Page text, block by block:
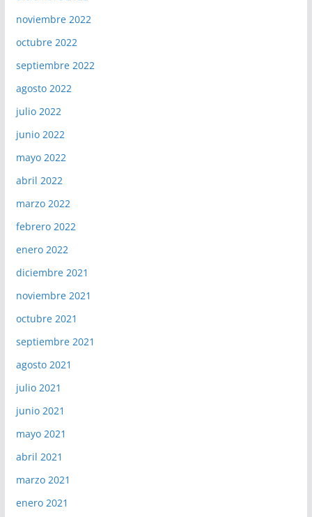
noviembre 2022
octubre 2022
septiembre 2022
agosto 2022
julio 2022
junio 2022
mayo 2022
abril 2022
marzo 2022
febrero 2022
enero 2022
diciembre 2021
noviembre 2021
octubre 2021
septiembre 2021
agosto 2021
julio 2021
junio 2021
mayo 2021
abril 2021
marzo 2021
enero 2021